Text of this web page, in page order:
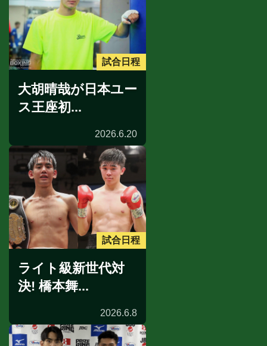
試合日程
大胡晴哉が日本ユー
ス王座初...
2026.6.20
試合日程
ライト級新世代対
決! 橋本舞...
2026.6.8